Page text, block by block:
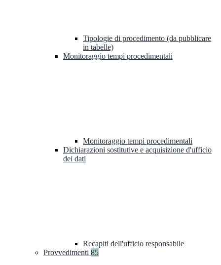
Tipologie di procedimento (da pubblicare
in tabelle)
Monitoraggio tempi procedimentali
Monitoraggio tempi procedimentali
Dichiarazioni sostitutive e acquisizione d'ufficio
dei dati
Recapiti dell'ufficio responsabile
Provvedimenti 85